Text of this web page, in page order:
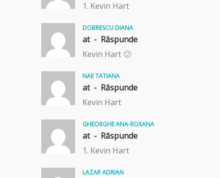
1. Kevin Hart
DOBRESCU DIANA
at - Răspunde
Kevin Hart 🙂
NAE TATIANA
at - Răspunde
Kevin Hart
GHEORGHE ANA-ROXANA
at - Răspunde
1. Kevin Hart
LAZAR ADRIAN